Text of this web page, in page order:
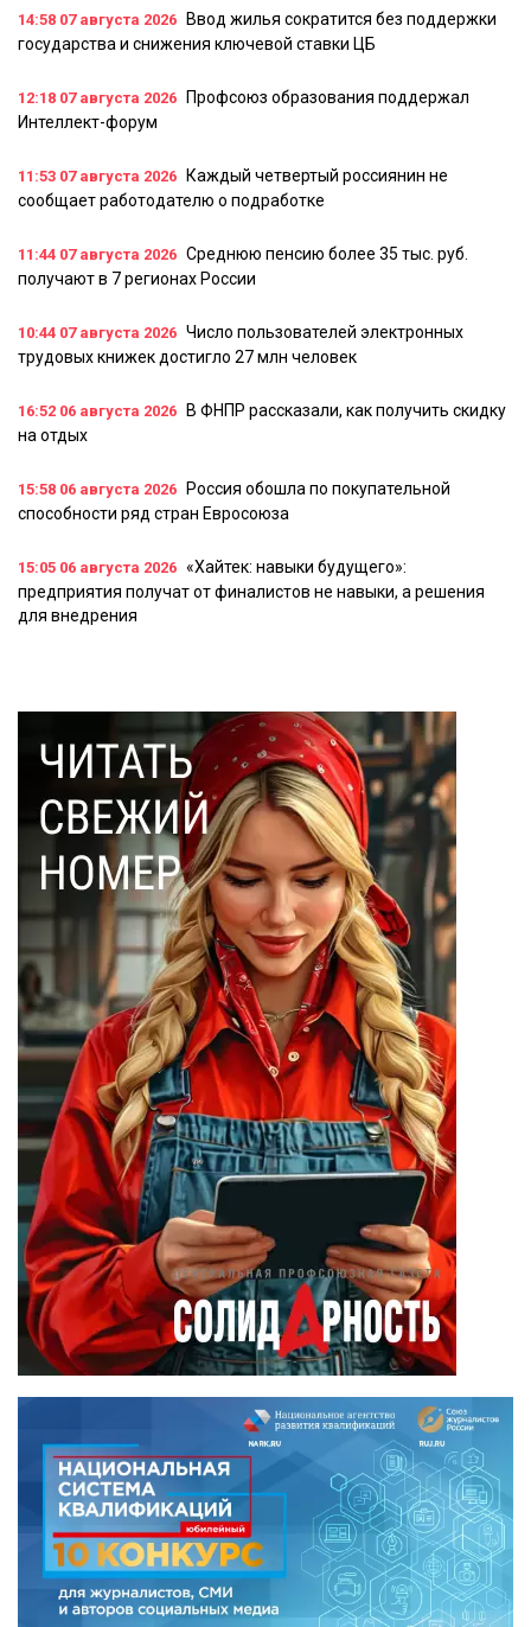
14:58 07 августа 2026
Ввод жилья сократится без поддержки
государства и снижения ключевой ставки ЦБ
12:18 07 августа 2026
Профсоюз образования поддержал
Интеллект-форум
11:53 07 августа 2026
Каждый четвертый россиянин не
сообщает работодателю о подработке
11:44 07 августа 2026 Среднюю пенсию более 35 тыс. руб.
получают в 7 регионах России
10:44 07 августа 2026 Число пользователей электронных
трудовых книжек достигло 27 млн человек
16:52 06 августа 2026
В ФНПР рассказали, как получить скидку
на отдых
15:58 06 августа 2026
Россия обошла по покупательной
способности ряд стран Евросоюза
15:05 06 августа 2026 «Хайтек: навыки будущего»:
предприятия получат от финалистов не навыки, а решения
для внедрения